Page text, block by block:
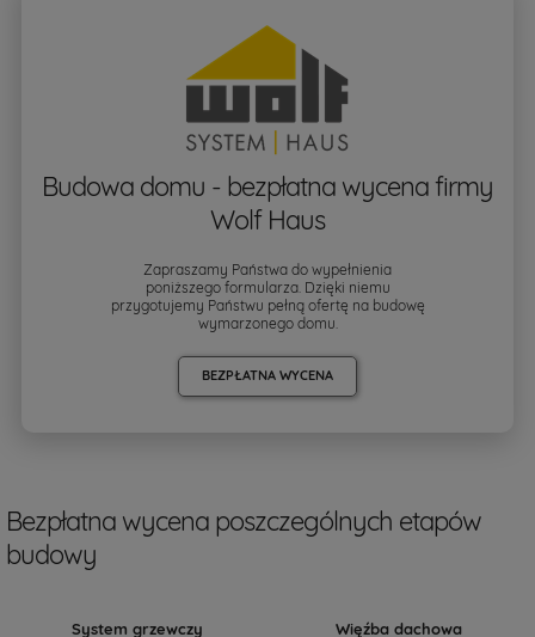
Budowa domu - bezpłatna wycena firmy
Wolf Haus
Zapraszamy Państwa do wypełnienia
poniższego formularza. Dzięki niemu
przygotujemy Państwu pełną ofertę na budowę
wymarzonego domu.
BEZPŁATNA WYCENA
Bezpłatna wycena poszczególnych etapów
budowy
System grzewczy Więźba dachowa